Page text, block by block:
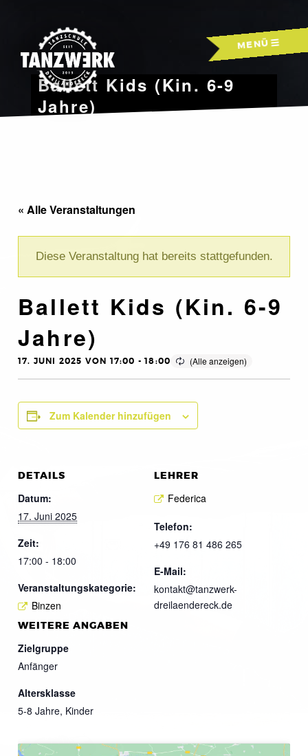
MENÜ
Ballett Kids (Kin. 6-9
Jahre)
« Alle Veranstaltungen
Diese Veranstaltung hat bereits stattgefunden.
Ballett Kids (Kin. 6-9
Jahre)
17. JUNI 2025 VON 17:00 -18:00
Zum Kalender hinzufügen
DETAILS
Datum:
17. Juni 2025
Zeit:
17:00 - 18:00
Veranstaltungskategorie:
Binzen
LEHRER
Federica
Telefon:
+49 176 81 486 265
E-Mail:
kontakt@tanzwerk-
dreilaendereck.de
WEITERE ANGABEN
Zielgruppe
Anfänger
Altersklasse
5-8 Jahre, Kinder